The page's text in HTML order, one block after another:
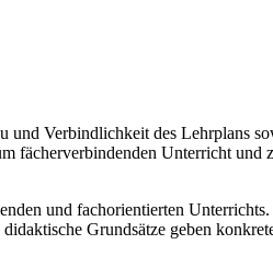
Verbindlichkeit des Lehrplans
fächerverbindenden Unterricht
und fachorientierten
Grundsätze geben